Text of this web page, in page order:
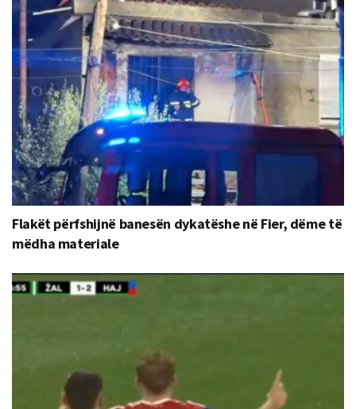
Flakët përfshijnë banesën dykatëshe në Fier, dëme të
mëdha materiale